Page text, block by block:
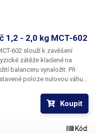
1,2 - 2,0 kg MCT-602
602 slouží k zavěšení
zátěže kladené na
balanceru vynaložit. Při
poloze nulovou váhu a
usnadní a značně urychlí
také zvýší
jeho nevhodným umístěním.
Koupit
Kód: